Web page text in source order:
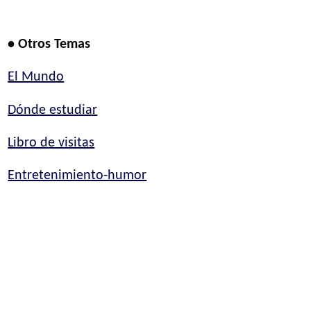
• Otros Temas
El Mundo
Dónde estudiar
Libro de visitas
Entretenimiento-humor